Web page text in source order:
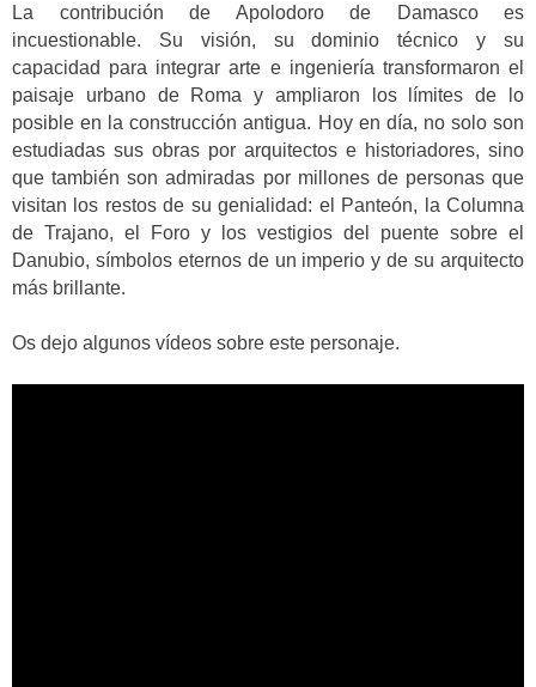
La contribución de Apolodoro de Damasco es
incuestionable. Su visión, su dominio técnico y su
capacidad para integrar arte e ingeniería transformaron el
paisaje urbano de Roma y ampliaron los límites de lo
posible en la construcción antigua. Hoy en día, no solo son
estudiadas sus obras por arquitectos e historiadores, sino
que también son admiradas por millones de personas que
visitan los restos de su genialidad: el Panteón, la Columna
de Trajano, el Foro y los vestigios del puente sobre el
Danubio, símbolos eternos de un imperio y de su arquitecto
más brillante.
Os dejo algunos vídeos sobre este personaje.